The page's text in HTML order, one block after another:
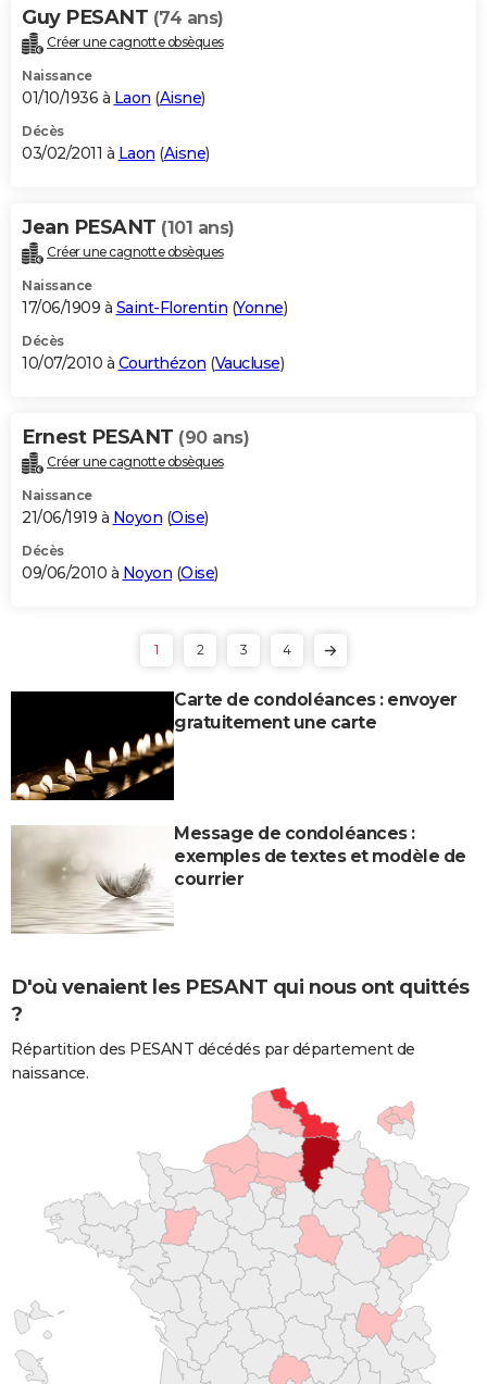
Guy PESANT (74 ans)
Créer une cagnotte obsèques
Naissance
01/10/1936 à Laon (Aisne)
Décès
03/02/2011 à Laon (Aisne)
Jean PESANT (101 ans)
Créer une cagnotte obsèques
Naissance
17/06/1909 à Saint-Florentin (Yonne)
Décès
10/07/2010 à Courthézon (Vaucluse)
Ernest PESANT (90 ans)
Créer une cagnotte obsèques
Naissance
21/06/1919 à Noyon (Oise)
Décès
09/06/2010 à Noyon (Oise)
1 2 3 4
Carte de condoléances : envoyer
gratuitement une carte
Message de condoléances :
exemples de textes et modèle de
courrier
D'où venaient les PESANT qui nous ont quittés
?
Répartition des PESANT décédés par département de
naissance.